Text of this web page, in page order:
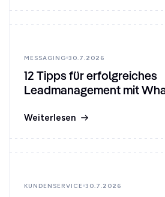
MESSAGING 30.7.2026
12 Tipps für erfolgreiches
Leadmanagement mit
Weiterlesen
KUNDENSERVICE 30.7.2026